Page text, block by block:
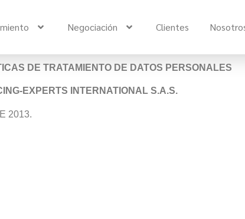
Negociación Clientes
DE TRATAMIENTO DE DATOS PERSONALES
EXPERTS INTERNATIONAL S.A.S.
2013.